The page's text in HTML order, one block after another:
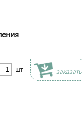
шт заказать